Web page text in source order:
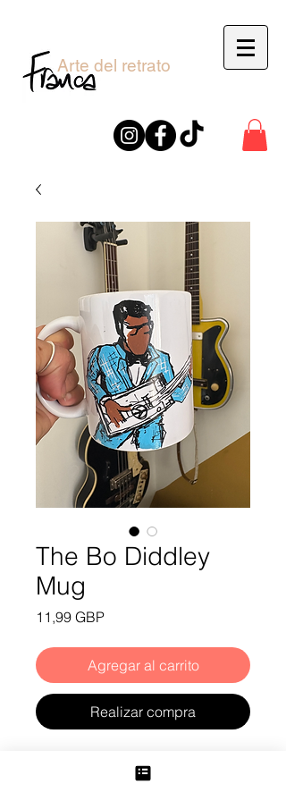
Arte del retrato
The Bo Diddley
Mug
11,99 GBPPrecio
Agregar al carrito
Realizar compra